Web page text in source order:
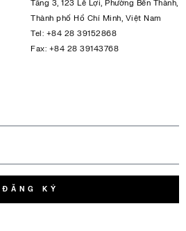
Tầng 3, 123 Lê Lợi, Phường Bến Thành,
Thành phố Hồ Chí Minh, Việt Nam
Tel: +84 28 39152868
Fax: +84 28 39143768
ĐĂNG KÝ